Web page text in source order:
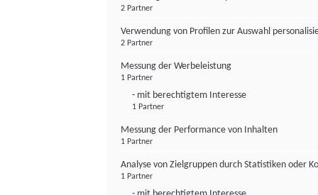
2 Partner
Verwendung von Profilen zur Auswahl
2 Partner
Messung der Werbeleistung
1 Partner
- mit berechtigtem Interesse
1 Partner
Messung der Performance von Inhalten
1 Partner
Analyse von Zielgruppen durch Statistiken oder
1 Partner